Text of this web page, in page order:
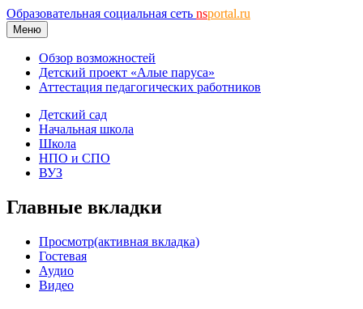
Образовательная социальная сеть nsportal.ru
Меню
Обзор возможностей
Детский проект «Алые паруса»
Аттестация педагогических работников
Детский сад
Начальная школа
Школа
НПО и СПО
ВУЗ
Главные вкладки
Просмотр(активная вкладка)
Гостевая
Аудио
Видео